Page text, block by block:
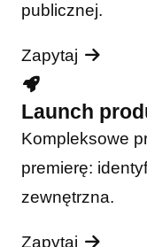
publicznej.
Zapytaj
Launch
Kompleksowe
premierę:
zewnętrzna.
Zapytaj